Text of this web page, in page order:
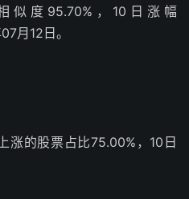
似度95.70%，10日涨幅
月12日。
涨的股票占比75.00%，10日